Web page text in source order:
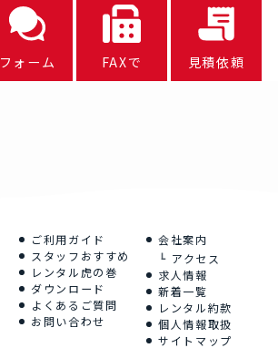
フォーム FAXで 見積依頼
ご利用ガイド
スタッフおすすめ
レンタル虎の巻
ダウンロード
よくあるご質問
お問い合わせ
会社案内
アクセス
求人情報
新着一覧
レンタル約款
個人情報取扱
サイトマップ